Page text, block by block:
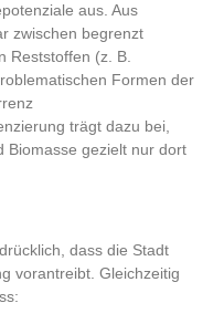
aus. Aus
zwischen begrenzt
Reststoffen (z. B.
Formen der
trägt dazu bei,
Biomasse gezielt nur dort
dass die Stadt
vorantreibt. Gleichzeitig